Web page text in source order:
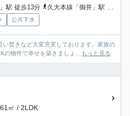
駅 徒歩13分
久大本線「御井」駅 徒歩27分
公共下水
い焚きなど大変充実しております。家族の
の物件で幸せを築きましょ... もっと見る
㎡ / 2LDK